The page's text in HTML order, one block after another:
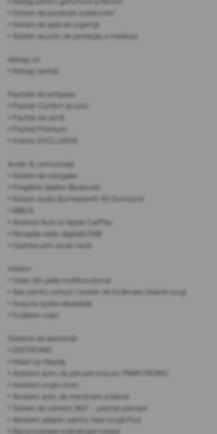
• Sistem de protecție a pietonilor
• Sistem de apel de urgență
• Sistem acustic de protecție a mediului
Airbag-uri
• Airbag central
Pachete de echipare
• Pachet Confort acustic
• Pachet de iarnă
• Pachet Premium
• Interior EXCLUSIVE
Audio & comunicații
• Sistem de navigație
• Pregătire telefon Bluetooth
• Sistem audio Burmester® 4D Surround
• MBUX
• Android Auto și Apple CarPlay
• Recepție radio digitală DAB
• Operare prin ecran tactil
Interior
• Volan din piele multifuncțional
• Sac pentru schiuri / sistem de încărcare obiecte lungi
• Scaune spate rabatabile
• Încălzire volan
Sisteme de asistență
• DISTRONIC
• Head-up display
• Asistent activ de parcare inclusiv PARKTRONIC
• Asistent unghi mort
• Asistent activ de menținere a benzii
• Sistem de camere 360° – pachet parcare
• Asistent adaptiv pentru faza lungă Plus
• Recunoaștere indicatoare rutiere